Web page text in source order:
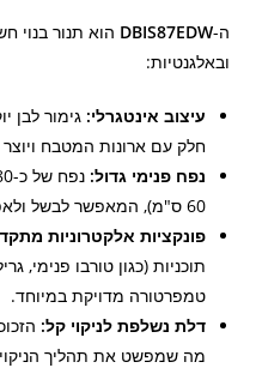
ה-DBIS87EDW הוא תנור בנוי
ובאלגנטיות:
עיצוב אינטגרלי: גימור לבן
חלק עם ארונות המטבח
נפח פנימי גדול:
60 ס"מ), המאפשר לבשל ולאפות בכמויות גדולות.
פונקציות אלקטרוניות
תוכניות (כגון טורבו
טמפרטורה מדויקת במיוחד.
דלת נשלפת לניקוי קל:
מה שמפשט את תהליך הניקוי